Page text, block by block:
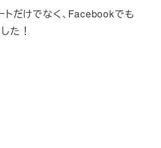
トだけでなく、Facebookでも
た！